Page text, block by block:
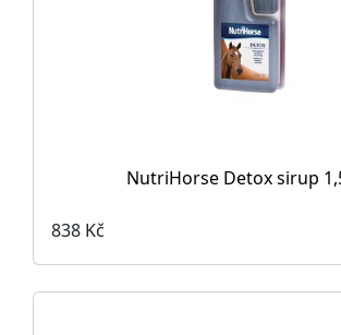
NutriHorse Detox sirup
838 Kč